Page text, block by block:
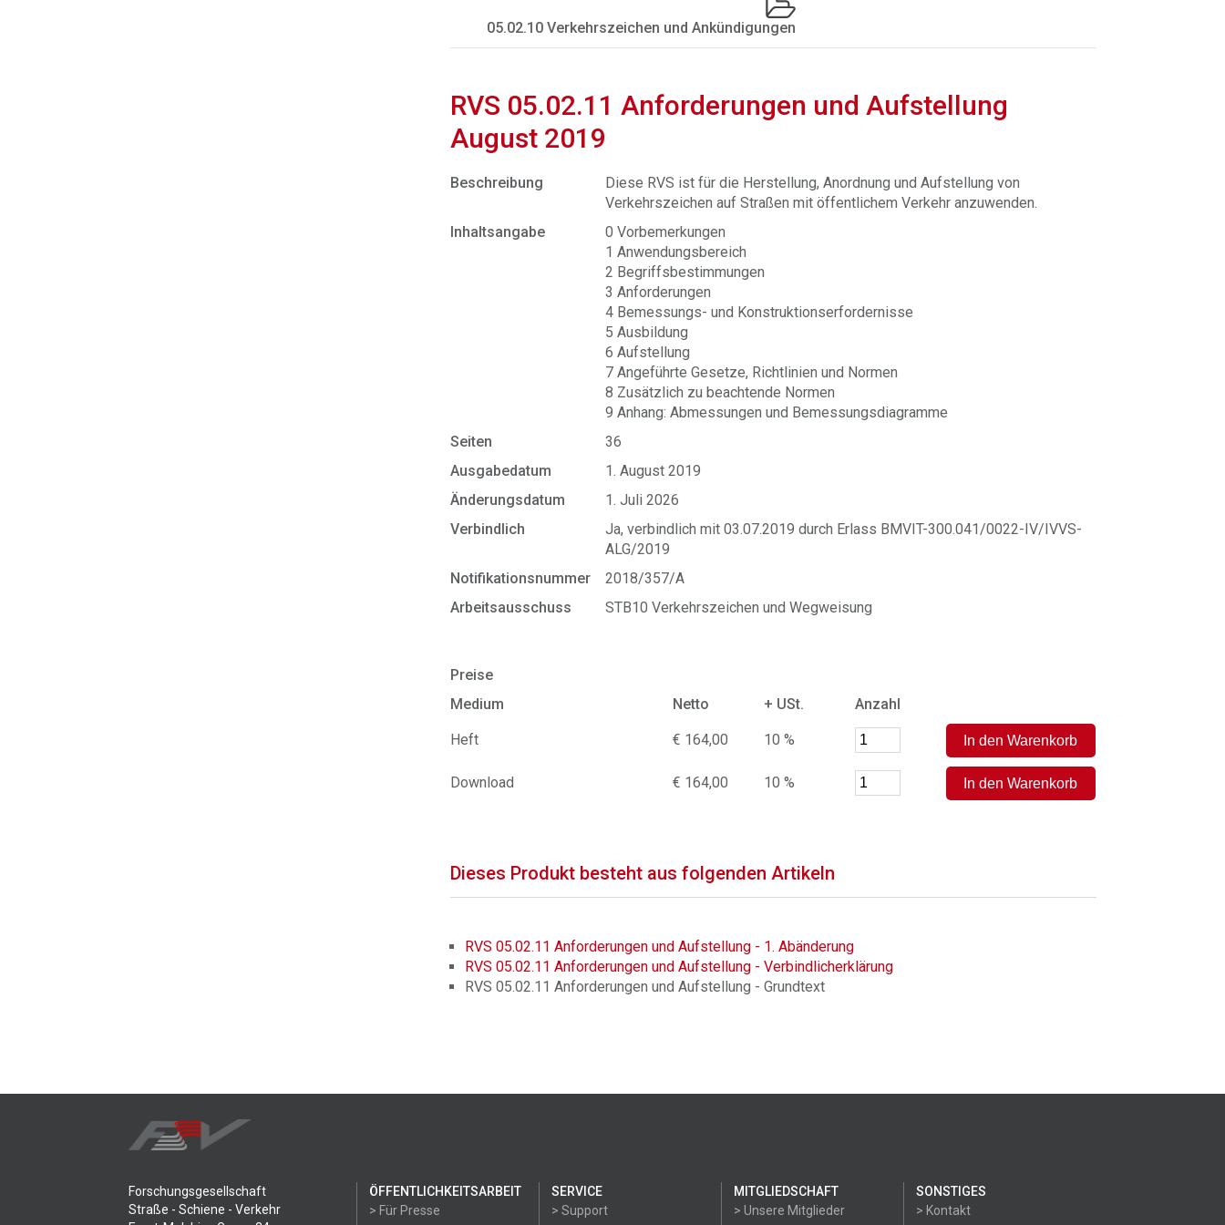
05.02.10 Verkehrszeichen und Ankündigungen
RVS 05.02.11 Anforderungen und Aufstellung
August 2019
Beschreibung
Diese RVS ist für die Herstellung, Anordnung und Aufstellung von
Verkehrszeichen auf Straßen mit öffentlichem Verkehr anzuwenden.
Inhaltsangabe
0 Vorbemerkungen
1 Anwendungsbereich
2 Begriffsbestimmungen
3 Anforderungen
4 Bemessungs- und Konstruktionserfordernisse
5 Ausbildung
6 Aufstellung
7 Angeführte Gesetze, Richtlinien und Normen
8 Zusätzlich zu beachtende Normen
9 Anhang: Abmessungen und Bemessungsdiagramme
Seiten
36
Ausgabedatum
1. August 2019
Änderungsdatum
1. Juli 2026
Verbindlich
Ja, verbindlich mit 03.07.2019 durch Erlass BMVIT-300.041/0022-IV/IVVS-
ALG/2019
Notifikationsnummer
2018/357/A
Arbeitsausschuss
STB10 Verkehrszeichen und Wegweisung
Preise
Medium
Netto + USt. Anzahl
Heft € 164,00 10 %
Download € 164,00 10 %
Dieses Produkt besteht aus folgenden Artikeln
RVS 05.02.11 Anforderungen und Aufstellung - 1. Abänderung
RVS 05.02.11 Anforderungen und Aufstellung - Verbindlicherklärung
RVS 05.02.11 Anforderungen und Aufstellung - Grundtext
Forschungsgesellschaft
Straße - Schiene - Verkehr
ÖFFENTLICHKEITSARBEIT
> Für Presse
SERVICE
> Support
MITGLIEDSCHAFT
> Unsere Mitglieder
SONSTIGES
> Kontakt